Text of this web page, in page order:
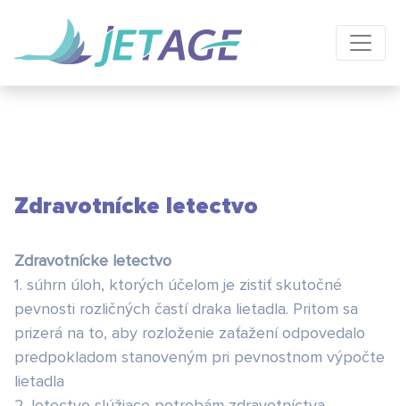
Zdravotnícke letectvo
Zdravotnícke letectvo
1. súhrn úloh, ktorých účelom je zistiť skutočné
pevnosti rozličných častí draka lietadla. Pritom sa
prizerá na to, aby rozloženie zaťažení odpovedalo
predpokladom stanoveným pri pevnostnom výpočte
lietadla